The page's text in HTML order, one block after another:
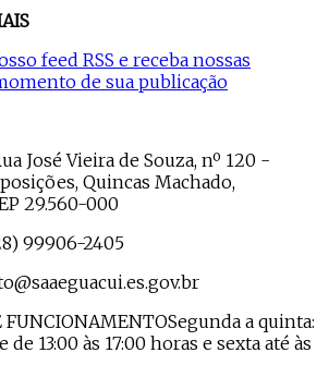
feed RSS e receba nossas
de sua publicação
José Vieira de Souza, nº 120 -
Quincas Machado,
29.560-000
99906-2405
FUNCIONAMENTOSegunda a quinta:
de 13:00 às 17:00 horas e sexta até às